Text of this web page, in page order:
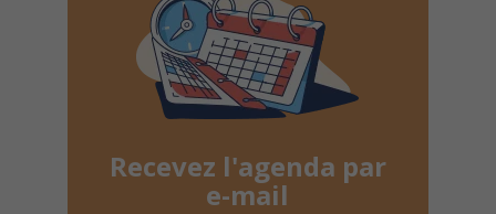
Recevez l'agenda par
e-mail